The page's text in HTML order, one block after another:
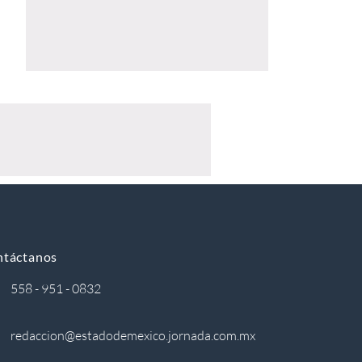
558 - 951 - 0832
redaccion@estadodemexico.jornada.com.mx